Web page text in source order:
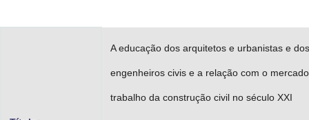
A educação dos arquitetos e urbanistas e dos
engenheiros civis e a relação com o
trabalho da construção civil no século XXI